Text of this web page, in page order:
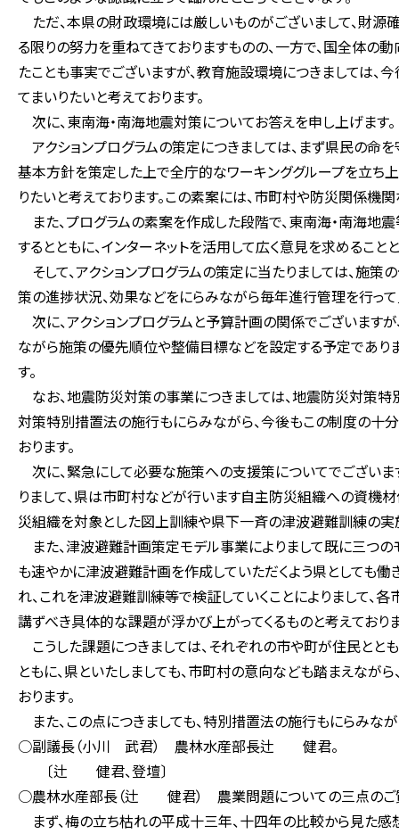
ただ、本県の財政環境には厳しいものがございまして、財
る限りの努力を重ねてきておりますものの、一方で、国全体
たことも事実でございますが、教育施設環境につきましては
てまいりたいと考えております。
次に、東南海・南海地震対策についてお答えを申し上げます。
アクションプログラムの策定につきましては、まず県民の命
基本方針を策定した上で全庁的なワーキンググループを立ち
りたいと考えております。この素案には、市町村や防災関係機
また、プログラムの素案を作成した段階で、東南海・南海
するとともに、インターネットを活用して広く意見を求めること
そして、アクションプログラムの策定に当たりましては、施
策の進捗状況、効果などをにらみながら毎年進行管理を行って
次に、アクションプログラムと予算計画の関係でございま
ながら施策の優先順位や整備目標などを設定する予定であり
す。
なお、地震防災対策の事業につきましては、地震防災対策
対策特別措置法の施行もにらみながら、今後もこの制度の十
おります。
次に、緊急にして必要な施策への支援策についてでござい
りまして、県は市町村などが行います自主防災組織への資機
災組織を対象とした図上訓練や県下一斉の津波避難訓練の実
また、津波避難計画策定モデル事業によりまして既に三つ
も速やかに津波避難計画を作成していただくよう県としても
れ、これを津波避難訓練等で検証していくことによりまして
講ずべき具体的な課題が浮かび上がってくるものと考えており
こうした課題につきましては、それぞれの市や町が住民と
ともに、県といたしましても、市町村の意向なども踏まえな
おります。
また、この点につきましても、特別措置法の施行もにらみな
○副議長（小川 武君） 農林水産部長辻 健君。
〔辻 健君、登壇〕
○農林水産部長（辻 健君） 農業問題についての三点のご質
まず、梅の立ち枯れの平成十三年、十四年の比較から見た感